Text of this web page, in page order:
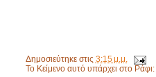
Δημοσιεύτηκε στις 3:15 μ.μ.
Το Κείμενο αυτό υπάρχει στο Ράφι: